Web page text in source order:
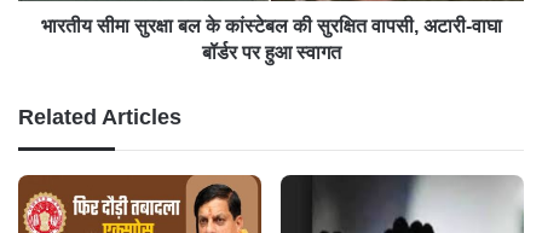
भारतीय सीमा सुरक्षा बल के कांस्टेबल की सुरक्षित वापसी, अटारी-वाघा
बॉर्डर पर हुआ स्वागत
Related Articles